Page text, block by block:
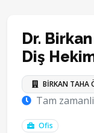
Dr.
Diş
BİRKAN TAHA
Tam zamanli
Ofis